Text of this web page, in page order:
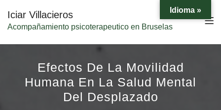
Iciar Villacieros
Acompañamiento psicoterapeutico en Bruselas
Efectos De La Movilidad
Humana En La Salud Mental
Del Desplazado
Idioma »